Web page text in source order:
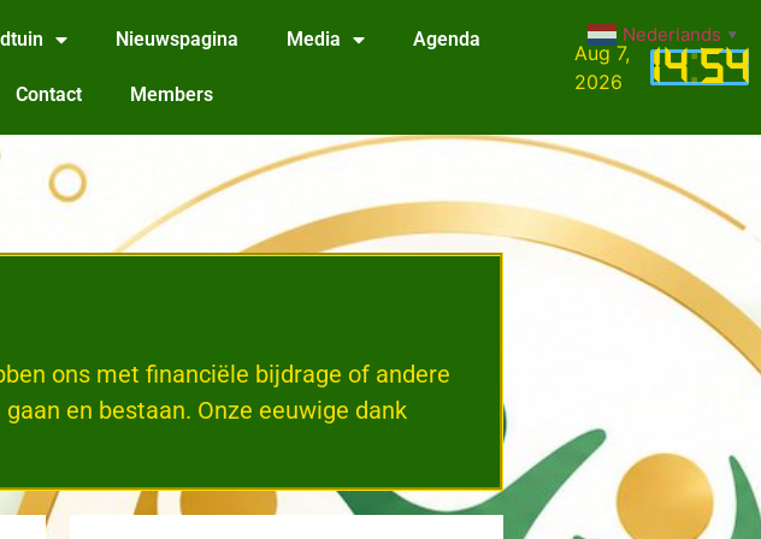
Nieuwspagina Media Agenda
Contact Members
14:54
Aug 7,
2026
ons met financiële bijdrage of andere
en bestaan. Onze eeuwige dank
Nederlands ▼